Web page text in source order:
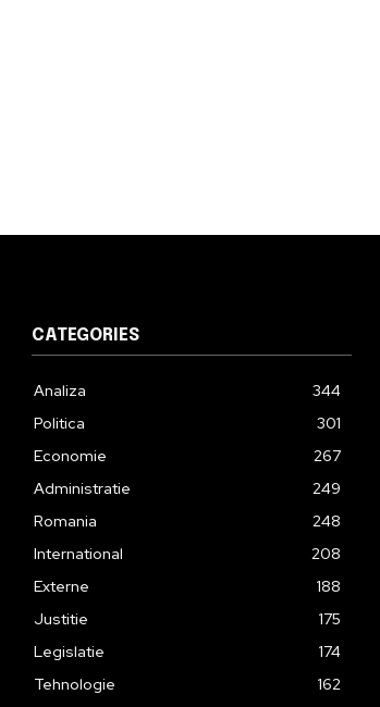
CATEGORIES
Analiza
344
Politica
301
Economie
267
Administratie
249
Romania
248
International
208
Externe
188
Justitie
175
Legislatie
174
Tehnologie
162